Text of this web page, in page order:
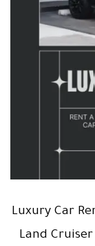
Luxury Car
Land